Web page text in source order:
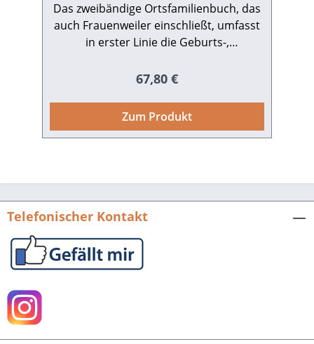
Das zweibändige Ortsfamilienbuch, das
auch Frauenweiler einschließt, umfasst
in erster Linie die Geburts-,
Hierbei ist es in besonderem Maße
nicht zu vermeidenden Fragezeichen auf
ein ausgeklügeltes System wurden nicht
gekennzeichnet. Dass auch Daten über
beleuchtet den gesamten Lebenslauf
einer Person und eröffnet auch weitere
Regulärer Preis:
67,80 €
Zum Produkt
Telefonischer Kontakt